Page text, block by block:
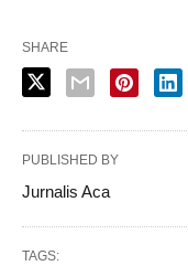
SHARE
PUBLISHED BY
Jurnalis Aca
TAGS: